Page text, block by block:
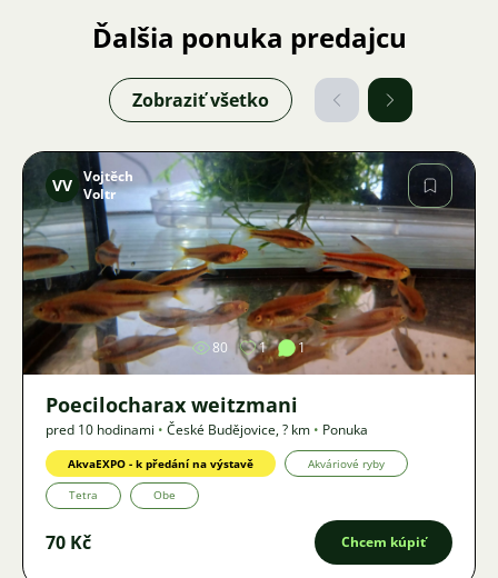
Ďalšia ponuka predajcu
Zobraziť všetko
Obrázok
VV Vojtěch
Voltr
80 1 1
Poecilocharax weitzmani
pred 10 hodinami • České Budějovice,? km • Ponuka
AkvaEXPO - k předání na výstavě Akváriové ryby
Tetra Obe
70 Kč Chcem kúpiť